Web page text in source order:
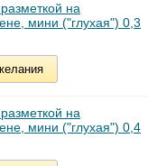
на
мини ("глухая") 0,3
на
мини ("глухая") 0,4